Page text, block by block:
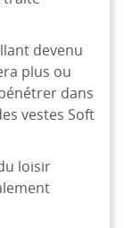
devenu
plus ou
dans
vestes Soft
loisir